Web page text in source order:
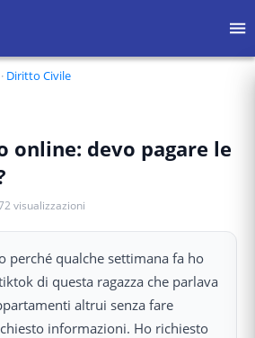
· Diritto Civile
online: devo pagare le
visualizzazioni
perché qualche settimana fa ho
di questa ragazza che parlava
altrui senza fare
informazioni. Ho richiesto